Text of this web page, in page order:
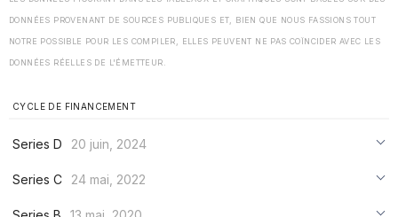
DONNÉES PROVENANT DE SOURCES PUBLIQUES ET, BIEN QUE NOUS FASSIONS TOUT
NOTRE POSSIBLE POUR LES COMPILER, ELLES PEUVENT NE PAS COÏNCIDER AVEC LES
DONNÉES RÉELLES DE L'ÉMETTEUR.
CYCLE DE FINANCEMENT
Series D
20 juin, 2024
***
Series C
24 mai, 2022
***